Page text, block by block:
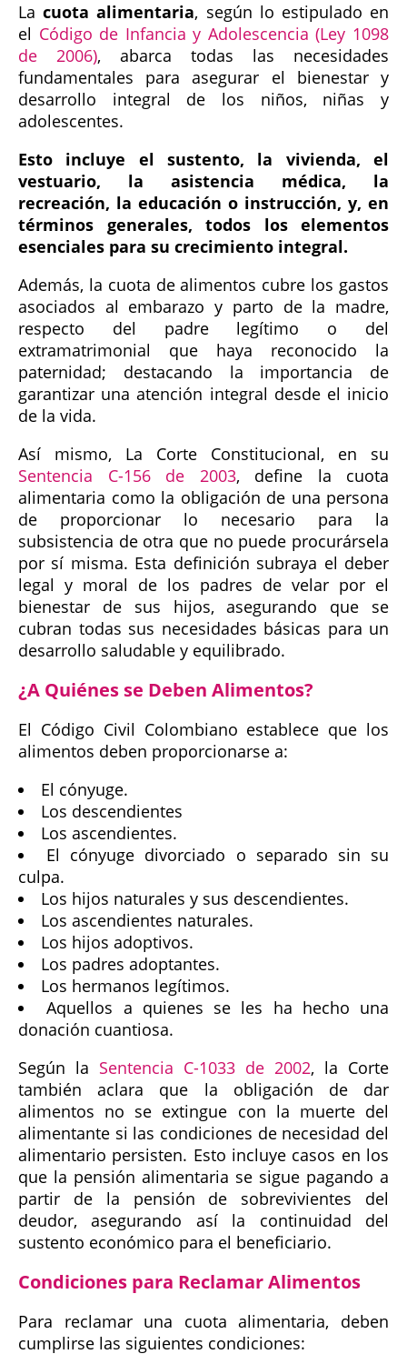
Lacuota alimentaria, según lo estipulado en
el Código de Infancia y Adolescencia (Ley 1098
de 2006), abarca todas las necesidades
fundamentales para asegurar el bienestar y
desarrollo integral de los niños, niñas y
adolescentes.
Esto incluye el sustento, la vivienda, el
vestuario, la asistencia médica, la
recreación, la educación o instrucción, y, en
términos generales, todos los elementos
esenciales para su crecimiento integral.
Además, la cuota de alimentos cubre los gastos
asociados al embarazo y parto de la madre,
respecto del padre legítimo o del
extramatrimonial que haya reconocido la
paternidad; destacando la importancia de
garantizar una atención integral desde el inicio
de la vida.
Así mismo, La Corte Constitucional, en su
Sentencia C-156 de 2003, define la cuota
alimentaria como la obligación de una persona
de proporcionar lo necesario para la
subsistencia de otra que no puede procurársela
por sí misma. Esta definición subraya el deber
legal y moral de los padres de velar por el
bienestar de sus hijos, asegurando que se
cubran todas sus necesidades básicas para un
desarrollo saludable y equilibrado.
¿A Quiénes se Deben Alimentos?
El Código Civil Colombiano establece que los
alimentos deben proporcionarse a:
El cónyuge.
Los descendientes
Los ascendientes.
El cónyuge divorciado o separado sin su
culpa.
Los hijos naturales y sus descendientes.
Los ascendientes naturales.
Los hijos adoptivos.
Los padres adoptantes.
Los hermanos legítimos.
Aquellos a quienes se les ha hecho una
donación cuantiosa​.
Según la Sentencia C-1033 de 2002, la Corte
también aclara que la obligación de dar
alimentos no se extingue con la muerte del
alimentante si las condiciones de necesidad del
alimentario persisten. Esto incluye casos en los
que la pensión alimentaria se sigue pagando a
partir de la pensión de sobrevivientes del
deudor, asegurando así la continuidad del
sustento económico para el beneficiario.
Condiciones para Reclamar Alimentos
Para reclamar una cuota alimentaria, deben
cumplirse las siguientes condiciones: